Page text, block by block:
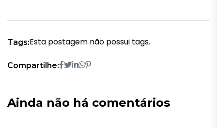
Tags:Esta postagem não possui tags.
Compartilhe:
Ainda não há comentários